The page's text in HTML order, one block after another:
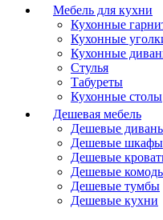
Мебель для кухни
Кухонные
Кухонные
Кухонные
Стулья
Табуреты
Кухонные столы
Дешевая мебель
Дешевые
Дешевые шкафы
Дешевые
Дешевые
Дешевые тумбы
Дешевые кухни